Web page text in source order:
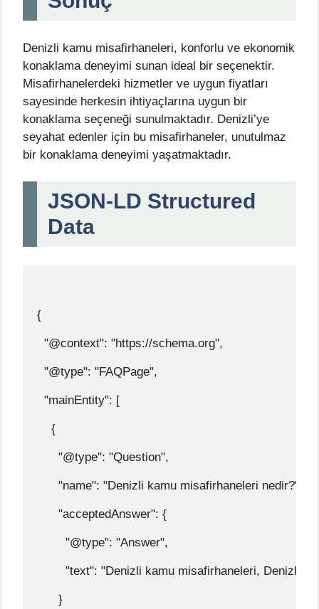
Denizli kamu misafirhaneleri, konforlu ve ekonomik
konaklama deneyimi sunan ideal bir seçenektir.
Misafirhanelerdeki hizmetler ve uygun fiyatları
sayesinde herkesin ihtiyaçlarına uygun bir
konaklama seçeneği sunulmaktadır. Denizli’ye
seyahat edenler için bu misafirhaneler, unutulmaz
bir konaklama deneyimi yaşatmaktadır.
JSON-LD Structured
Data
{
  "@context": "https://schema.org",
  "@type": "FAQPage",
  "mainEntity": [
    {
      "@type": "Question",
      "name": "Denizli kamu misafirhaneleri nedir?",
      "acceptedAnswer": {
        "@type": "Answer",
"text": "Denizli kamu misafirhaneleri,
      }